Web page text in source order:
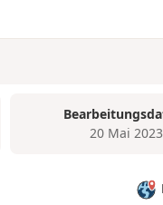
20 Mai 2023